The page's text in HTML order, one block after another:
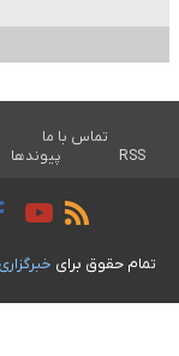
تماس با ما
RSS
پیوندها
تمام حقوق برای